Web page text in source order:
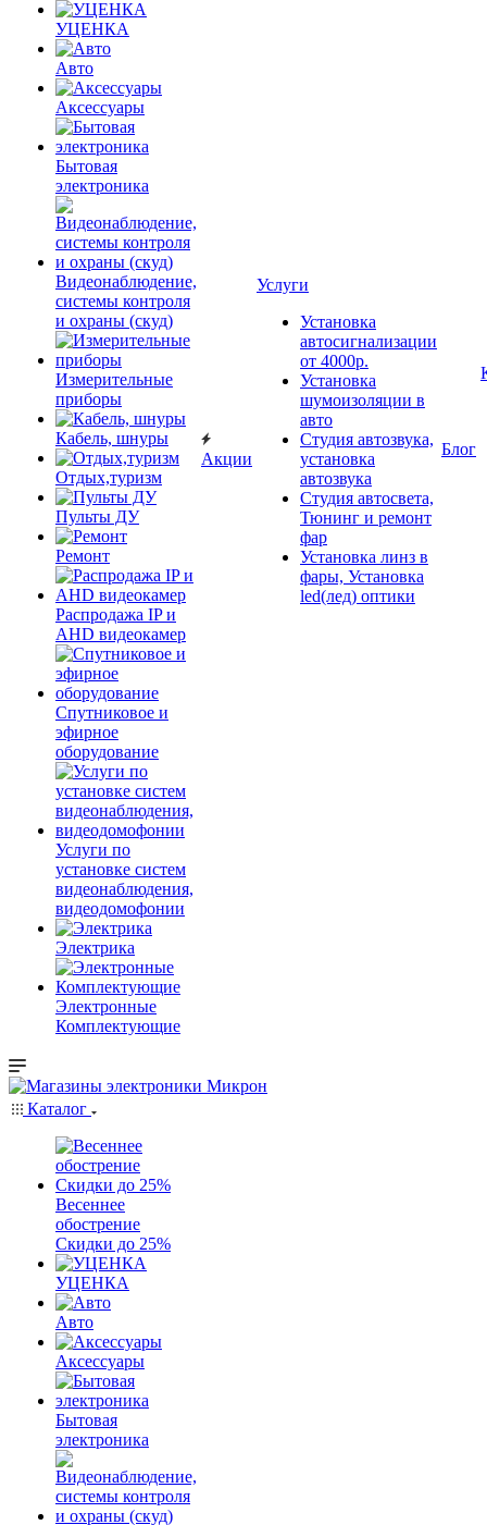
УЦЕНКА
Авто
Аксессуары
Бытовая
электроника
Видеонаблюдение,
системы контроля
и охраны (скуд)
Измерительные
приборы
Кабель, шнуры
Отдых,туризм
Пульты ДУ
Ремонт
Распродажа IP и
AHD видеокамер
Спутниковое и
эфирное
оборудование
Услуги по
установке систем
видеонаблюдения,
видеодомофонии
Электрика
Электронные
Комплектующие
Акции
Услуги
Установка
автосигнализации
от 4000р.
Установка
шумоизоляции в
авто
Студия автозвука,
установка
автозвука
Студия автосвета,
Тюнинг и ремонт
фар
Установка линз в
фары, Установка
led(лед) оптики
Блог
Каталог
Весеннее
обострение
Скидки до 25%
УЦЕНКА
Авто
Аксессуары
Бытовая
электроника